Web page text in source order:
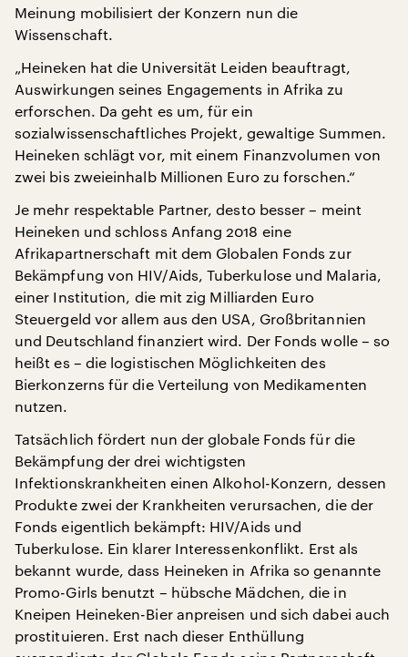
Meinung mobilisiert der Konzern nun die
Wissenschaft.
„Heineken hat die Universität Leiden beauftragt,
Auswirkungen seines Engagements in Afrika zu
erforschen. Da geht es um, für ein
sozialwissenschaftliches Projekt, gewaltige Summen.
Heineken schlägt vor, mit einem Finanzvolumen von
zwei bis zweieinhalb Millionen Euro zu forschen.“
Je mehr respektable Partner, desto besser – meint
Heineken und schloss Anfang 2018 eine
Afrikapartnerschaft mit dem Globalen Fonds zur
Bekämpfung von HIV/Aids, Tuberkulose und Malaria,
einer Institution, die mit zig Milliarden Euro
Steuergeld vor allem aus den USA, Großbritannien
und Deutschland finanziert wird. Der Fonds wolle – so
heißt es – die logistischen Möglichkeiten des
Bierkonzerns für die Verteilung von Medikamenten
nutzen.
Tatsächlich fördert nun der globale Fonds für die
Bekämpfung der drei wichtigsten
Infektionskrankheiten einen Alkohol-Konzern, dessen
Produkte zwei der Krankheiten verursachen, die der
Fonds eigentlich bekämpft: HIV/Aids und
Tuberkulose. Ein klarer Interessenkonflikt. Erst als
bekannt wurde, dass Heineken in Afrika so genannte
Promo-Girls benutzt – hübsche Mädchen, die in
Kneipen Heineken-Bier anpreisen und sich dabei auch
prostituieren. Erst nach dieser Enthüllung